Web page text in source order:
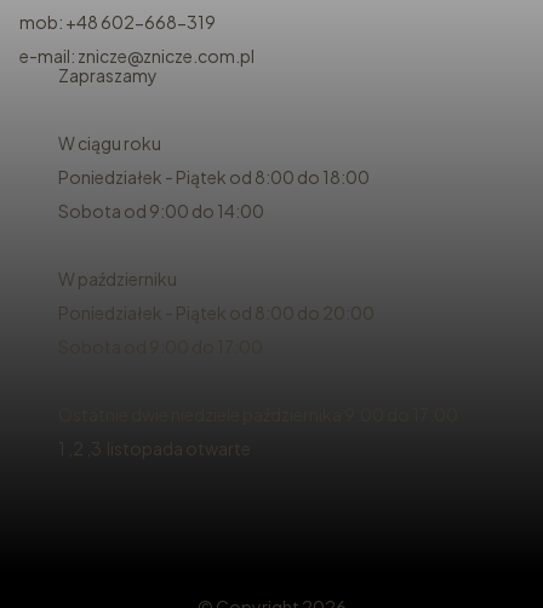
mob: +48 602-668-319
e-mail: znicze@znicze.com.pl
Zapraszamy
W ciągu roku
Poniedziałek - Piątek od 8:00 do 18:00
Sobota od 9:00 do 14:00
W październiku
Poniedziałek - Piątek od 8:00 do 20:00
1 ,2 ,3 listopada otwarte